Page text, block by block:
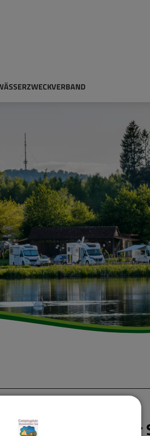
am Dennenloher